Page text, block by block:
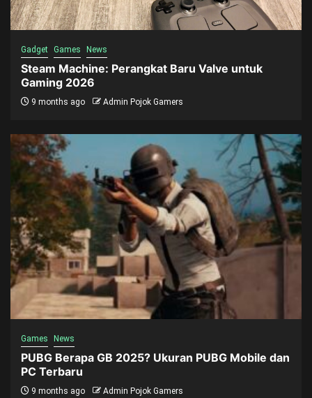
Gadget Games News
Steam Machine: Perangkat Baru Valve untuk
Gaming 2026
9 months ago Admin Pojok Gamers
Games News
PUBG Berapa GB 2025? Ukuran PUBG Mobile dan
PC Terbaru
9 months ago Admin Pojok Gamers